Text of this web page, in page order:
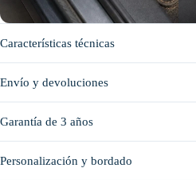
Después
Características técnicas
Envío y devoluciones
Garantía de 3 años
Personalización y bordado